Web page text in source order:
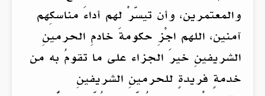
والمعتمرين، وأن تيسّرْ لهم أداءَ مناسكِهم
آمنين، اللهم اجْزِ حكومةَ خادمِ الحرمينِ
الشريفينِ خيرَ الجزاء على ما تقومُ به من
خدمةٍ فريدةٍ للحرمينِ الشريفينِ